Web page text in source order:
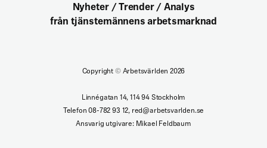
Nyheter / Trender / Analys
från tjänstemännens arbetsmarknad
Copyright ©Arbetsvärlden 2026
Linnégatan 14, 114 94 Stockholm
Telefon 08-782 93 12, red@arbetsvarlden.se
Ansvarig utgivare: Mikael Feldbaum